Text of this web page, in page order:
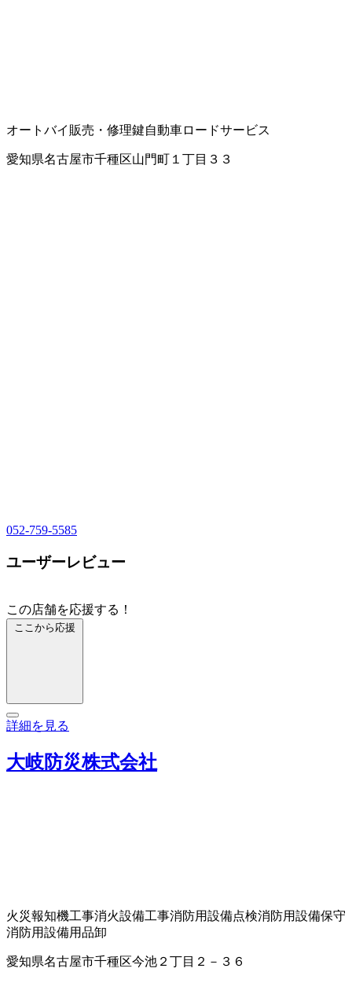
オートバイ販売・修理鍵自動車ロードサービス
愛知県名古屋市千種区山門町１丁目３３
052-759-5585
ユーザーレビュー
この店舗を応援する！
ここから応援
詳細を見る
大岐防災株式会社
火災報知機工事消火設備工事消防用設備点検消防用設備保守
消防用設備用品卸
愛知県名古屋市千種区今池２丁目２－３６